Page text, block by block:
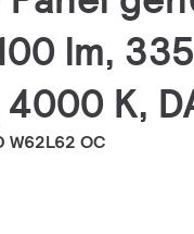
lm,
K,
W62L62 OC